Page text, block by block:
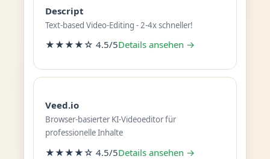
Descript
Text-based Video-Editing - 2-4x schneller!
★★★★☆ 4.5/5Details ansehen →
Veed.io
Browser-basierter KI-Videoeditor für
professionelle Inhalte
★★★★☆ 4.5/5Details ansehen →